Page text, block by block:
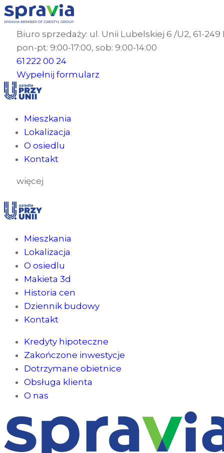
Biuro sprzedaży: ul. Unii Lubelskiej 6 /U2, 61-249
pon-pt: 9:00-17:00, sob: 9:00-14:00
61 222 00 24
Wypełnij formularz
Mieszkania
Lokalizacja
O osiedlu
Kontakt
więcej
Mieszkania
Lokalizacja
O osiedlu
Makieta 3d
Historia cen
Dziennik budowy
Kontakt
Kredyty hipoteczne
Zakończone inwestycje
Dotrzymane obietnice
Obsługa klienta
O nas